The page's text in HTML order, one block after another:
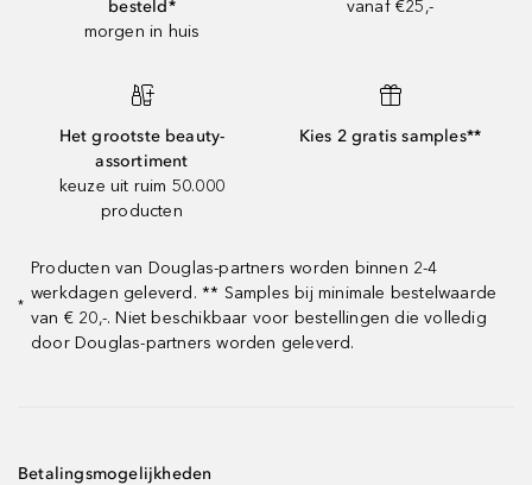
besteld*
morgen in huis
vanaf €25,-
Het grootste beauty-
assortiment
keuze uit ruim 50.000
producten
Kies 2 gratis samples**
*
Producten van Douglas-partners worden binnen 2-4
werkdagen geleverd. ** Samples bij minimale bestelwaarde
van € 20,-. Niet beschikbaar voor bestellingen die volledig
door Douglas-partners worden geleverd.
Betalingsmogelijkheden